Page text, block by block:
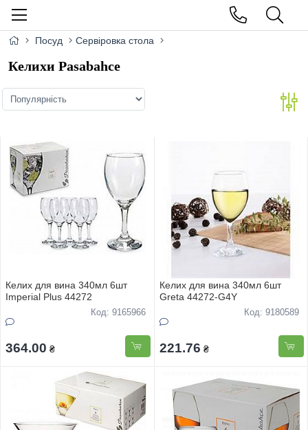
Посуд Сервіровка стола
Келихи Pasabahce
Келих для вина 340мл 6шт
Imperial Plus 44272
Код: 9165966
364.00 ₴
Келих для вина 340мл 6шт
Greta 44272-G4Y
Код: 9180589
221.76 ₴